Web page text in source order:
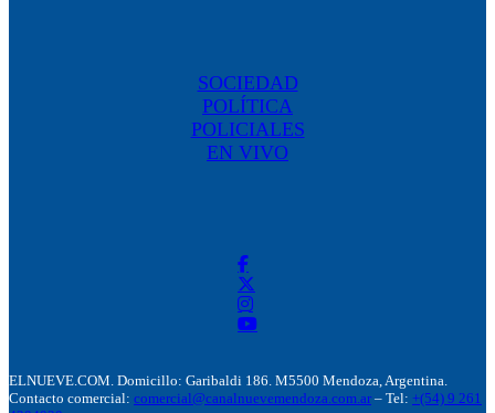
SOCIEDAD
POLÍTICA
POLICIALES
EN VIVO
ELNUEVE.COM. Domicillo: Garibaldi 186. M5500 Mendoza, Argentina.
Contacto comercial: comercial@canalnuevemendoza.com.ar – Tel: +(54) 9 261